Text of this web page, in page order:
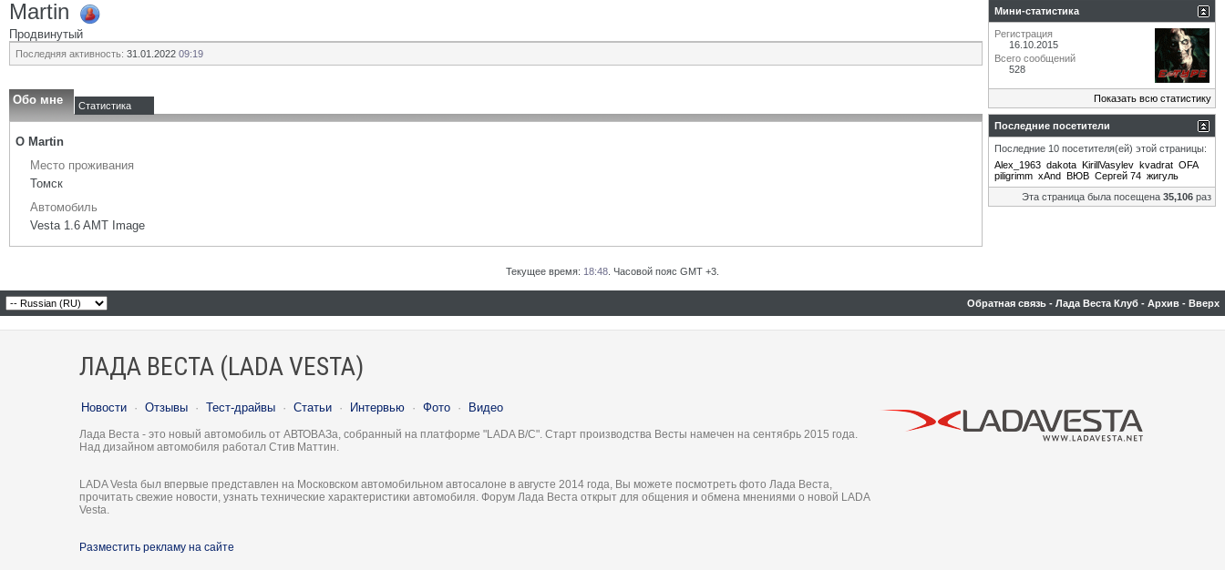
Martin
Продвинутый
Последняя активность: 31.01.2022 09:19
Обо мне Статистика
О Martin
Место проживания
Томск
Автомобиль
Vesta 1.6 AMT Image
Мини-статистика
Регистрация
16.10.2015
Всего сообщений
528
Показать всю статистику
Последние посетители
Последние 10 посетителя(ей) этой страницы:
Alex_1963 dakota KirillVasylev kvadrat OFA
piligrimm xAnd ВЮВ Сергей 74 жигуль
Эта страница была посещена 35,106 раз
Текущее время: 18:48 . Часовой пояс GMT +3.
Обратная связь - Лада Веста Клуб - Архив - Вверх
ЛАДА ВЕСТА (LADA VESTA)
Новости · Отзывы · Тест-драйвы · Статьи · Интервью · Фото · Видео
Лада Веста - это новый автомобиль от АВТОВАЗа, собранный на платформе "LADA B/C". Старт производства Весты намечен на сентябрь 2015 года.
Над дизайном автомобиля работал Стив Маттин.
LADA Vesta был впервые представлен на Московском автомобильном автосалоне в августе 2014 года, Вы можете посмотреть фото Лада Веста,
прочитать свежие новости, узнать технические характеристики автомобиля. Форум Лада Веста открыт для общения и обмена мнениями о новой LADA
Vesta.
Разместить рекламу на сайте